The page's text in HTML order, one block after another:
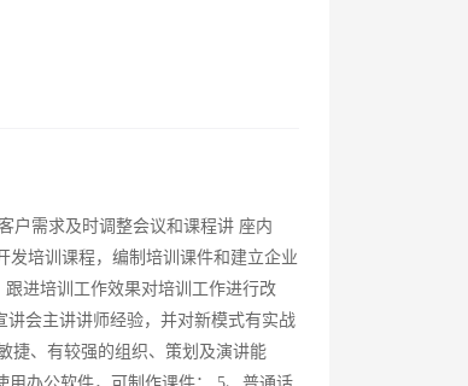
户需求及时调整会议和课程讲 座内
发培训课程，编制培训课件和建立企业
进培训工作效果对培训工作进行改
会主讲讲师经验，并对新模式有实战
捷、有较强的组织、策划及演讲能